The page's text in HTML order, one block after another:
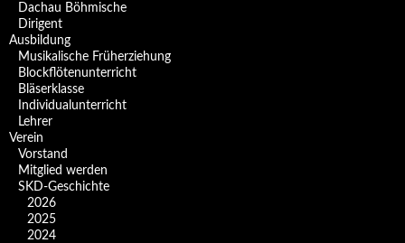
Dachau Böhmische
Dirigent
Ausbildung
Musikalische Früherziehung
Blockflötenunterricht
Bläserklasse
Individual­unterricht
Lehrer
Verein
Vorstand
Mitglied werden
SKD-Geschichte
2026
2025
2024